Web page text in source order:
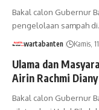
Bakal calon Gubernur
pengelolaan sampah
wartabanten Kamis,
Ulama dan
Airin Rachmi Diany
Bakal calon Gubernur